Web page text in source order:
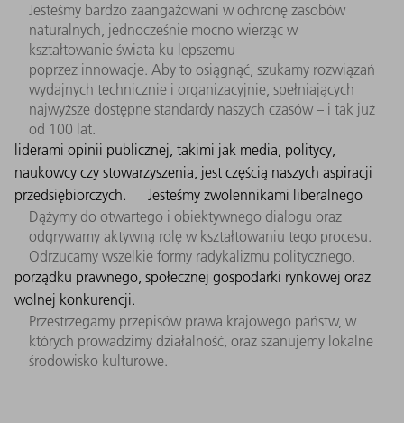
Jesteśmy bardzo zaangażowani w ochronę zasobów
naturalnych, jednocześnie mocno wierząc w
kształtowanie świata ku lepszemu
poprzez innowacje. Aby to osiągnąć, szukamy rozwiązań
wydajnych technicznie i organizacyjnie, spełniających
najwyższe dostępne standardy naszych czasów – i tak już
od 100 lat.
liderami opinii publicznej, takimi jak media, politycy,
naukowcy czy stowarzyszenia, jest częścią naszych aspiracji
przedsiębiorczych.
Dążymy do otwartego i obiektywnego dialogu oraz
odgrywamy aktywną rolę w kształtowaniu tego procesu.
Odrzucamy wszelkie formy radykalizmu politycznego.
Jesteśmy zwolennikami liberalnego
porządku prawnego, społecznej gospodarki rynkowej oraz
wolnej konkurencji.
Przestrzegamy przepisów prawa krajowego państw, w
których prowadzimy działalność, oraz szanujemy lokalne
środowisko kulturowe.